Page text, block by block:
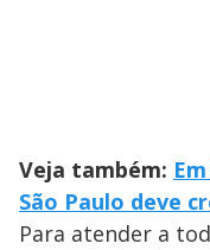
Veja também:
São Paulo deve
Para atender a